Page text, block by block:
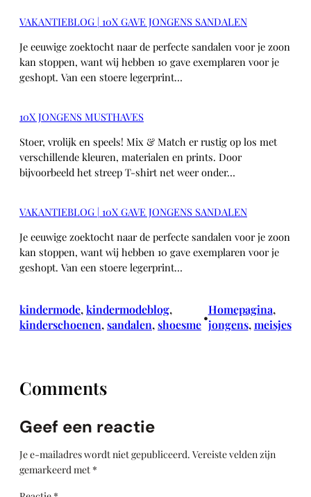
VAKANTIEBLOG | 10X GAVE JONGENS SANDALEN
Je eeuwige zoektocht naar de perfecte sandalen voor je zoon
kan stoppen, want wij hebben 10 gave exemplaren voor je
geshopt. Van een stoere legerprint…
10X JONGENS MUSTHAVES
Stoer, vrolijk en speels! Mix & Match er rustig op los met
verschillende kleuren, materialen en prints. Door
bijvoorbeeld het streep T-shirt net weer onder…
VAKANTIEBLOG | 10X GAVE JONGENS SANDALEN
Je eeuwige zoektocht naar de perfecte sandalen voor je zoon
kan stoppen, want wij hebben 10 gave exemplaren voor je
geshopt. Van een stoere legerprint…
kindermode, kindermodeblog
kinderschoenen, sandalen, shoesme •
Homepagina ,
jongens, meisjes
Comments
Geef een reactie
Je e-mailadres wordt niet gepubliceerd. Vereiste velden zijn
gemarkeerd met *